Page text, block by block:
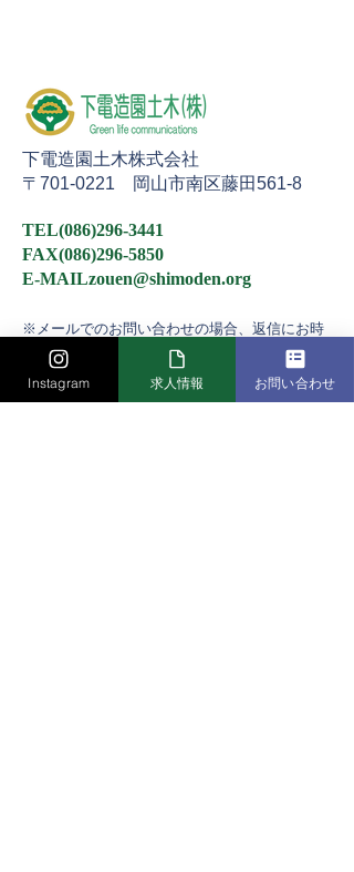
施工写真No.6
下電造園土木株式会社
〒701-0221 岡山市南区藤田561-8
TEL(086)296-3441
FAX(086)296-5850
E-MAILzouen@shimoden.org
※メールでのお問い合わせの場合、返信にお時
間を頂く場合がございます。
お急ぎの場合、返信に時間がかかっている場合
Instagram 求人情報 お問い合わせ